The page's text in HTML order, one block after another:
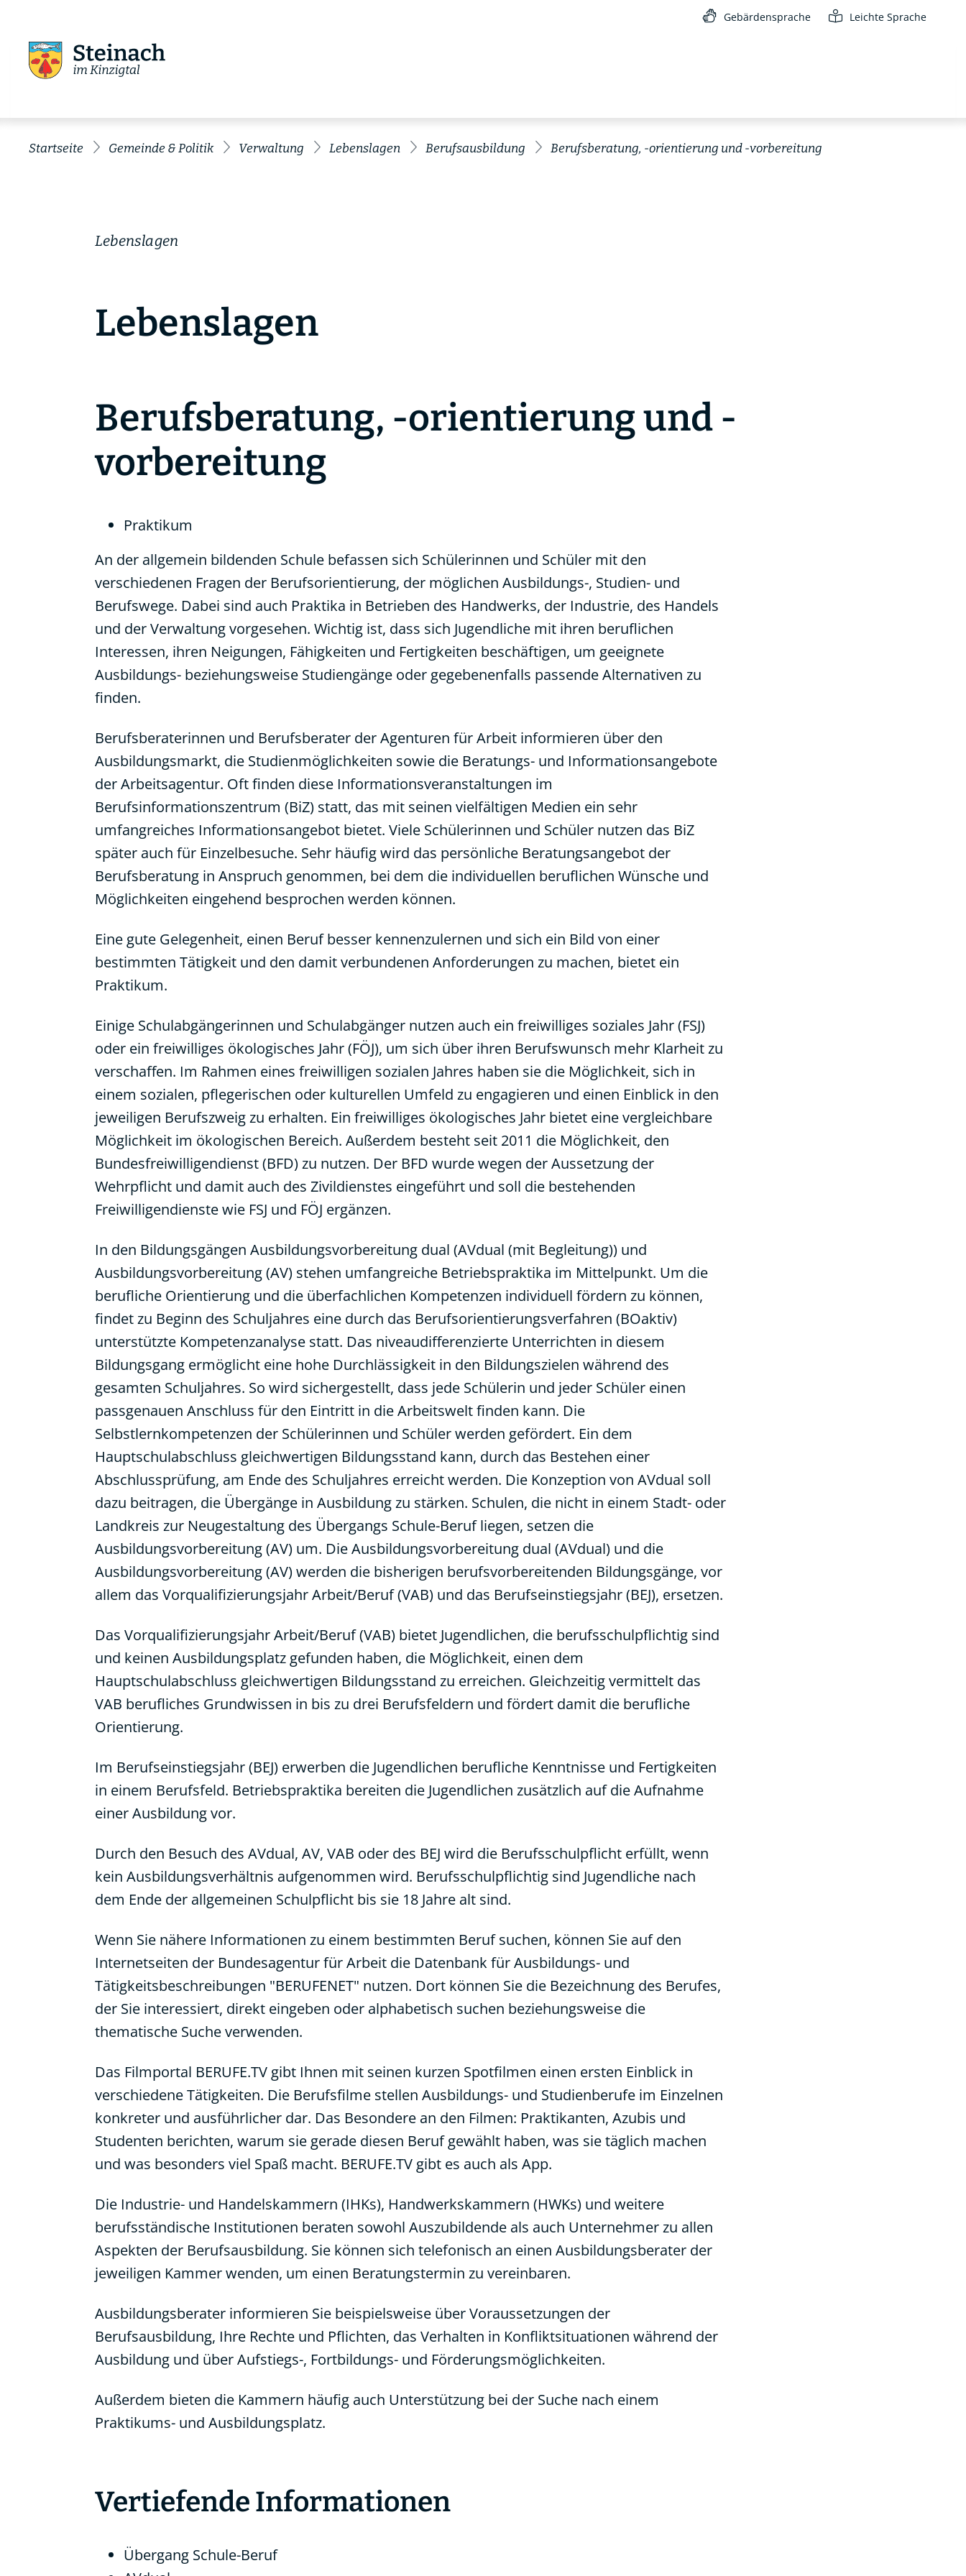
Gebärdensprache Leichte Sprache
Startseite Gemeinde & Politik Verwaltung Lebenslagen Berufsausbildung Berufsberatung, -orientierung und -vorbereitung
Lebenslagen
Lebenslagen
Berufsberatung, -orientierung und -
vorbereitung
Praktikum
An der allgemein bildenden Schule befassen sich Schülerinnen und Schüler mit den
verschiedenen Fragen der Berufsorientierung, der möglichen Ausbildungs-, Studien- und
Berufswege. Dabei sind auch Praktika in Betrieben des Handwerks, der Industrie, des Handels
und der Verwaltung vorgesehen. Wichtig ist, dass sich Jugendliche mit ihren beruflichen
Interessen, ihren Neigungen, Fähigkeiten und Fertigkeiten beschäftigen, um geeignete
Ausbildungs- beziehungsweise Studiengänge oder gegebenenfalls passende Alternativen zu
finden.
Berufsberaterinnen und Berufsberater der Agenturen für Arbeit informieren über den
Ausbildungsmarkt, die Studienmöglichkeiten sowie die Beratungs- und Informationsangebote
der Arbeitsagentur. Oft finden diese Informationsveranstaltungen im
Berufsinformationszentrum (BiZ) statt, das mit seinen vielfältigen Medien ein sehr
umfangreiches Informationsangebot bietet. Viele Schülerinnen und Schüler nutzen das BiZ
später auch für Einzelbesuche. Sehr häufig wird das persönliche Beratungsangebot der
Berufsberatung in Anspruch genommen, bei dem die individuellen beruflichen Wünsche und
Möglichkeiten eingehend besprochen werden können.
Eine gute Gelegenheit, einen Beruf besser kennenzulernen und sich ein Bild von einer
bestimmten Tätigkeit und den damit verbundenen Anforderungen zu machen, bietet ein
Praktikum.
Einige Schulabgängerinnen und Schulabgänger nutzen auch ein freiwilliges soziales Jahr (FSJ)
oder ein freiwilliges ökologisches Jahr (FÖJ), um sich über ihren Berufswunsch mehr Klarheit zu
verschaffen. Im Rahmen eines freiwilligen sozialen Jahres haben sie die Möglichkeit, sich in
einem sozialen, pflegerischen oder kulturellen Umfeld zu engagieren und einen Einblick in den
jeweiligen Berufszweig zu erhalten. Ein freiwilliges ökologisches Jahr bietet eine vergleichbare
Möglichkeit im ökologischen Bereich. Außerdem besteht seit 2011 die Möglichkeit, den
Bundesfreiwilligendienst (BFD) zu nutzen. Der BFD wurde wegen der Aussetzung der
Wehrpflicht und damit auch des Zivildienstes eingeführt und soll die bestehenden
Freiwilligendienste wie FSJ und FÖJ ergänzen.
In den Bildungsgängen Ausbildungsvorbereitung dual (AVdual (mit Begleitung)) und
Ausbildungsvorbereitung (AV) stehen umfangreiche Betriebspraktika im Mittelpunkt. Um die
berufliche Orientierung und die überfachlichen Kompetenzen individuell fördern zu können,
findet zu Beginn des Schuljahres eine durch das Berufsorientierungsverfahren (BOaktiv)
unterstützte Kompetenzanalyse statt. Das niveaudifferenzierte Unterrichten in diesem
Bildungsgang ermöglicht eine hohe Durchlässigkeit in den Bildungszielen während des
gesamten Schuljahres. So wird sichergestellt, dass jede Schülerin und jeder Schüler einen
passgenauen Anschluss für den Eintritt in die Arbeitswelt finden kann. Die
Selbstlernkompetenzen der Schülerinnen und Schüler werden gefördert. Ein dem
Hauptschulabschluss gleichwertigen Bildungsstand kann, durch das Bestehen einer
Abschlussprüfung, am Ende des Schuljahres erreicht werden. Die Konzeption von AVdual soll
dazu beitragen, die Übergänge in Ausbildung zu stärken. Schulen, die nicht in einem Stadt- oder
Landkreis zur Neugestaltung des Übergangs Schule-Beruf liegen, setzen die
Ausbildungsvorbereitung (AV) um. Die Ausbildungsvorbereitung dual (AVdual) und die
Ausbildungsvorbereitung (AV) werden die bisherigen berufsvorbereitenden Bildungsgänge, vor
allem das Vorqualifizierungsjahr Arbeit/Beruf (VAB) und das Berufseinstiegsjahr (BEJ), ersetzen.
Das Vorqualifizierungsjahr Arbeit/Beruf (VAB) bietet Jugendlichen, die berufsschulpflichtig sind
und keinen Ausbildungsplatz gefunden haben, die Möglichkeit, einen dem
Hauptschulabschluss gleichwertigen Bildungsstand zu erreichen. Gleichzeitig vermittelt das
VAB berufliches Grundwissen in bis zu drei Berufsfeldern und fördert damit die berufliche
Orientierung.
Im Berufseinstiegsjahr (BEJ) erwerben die Jugendlichen berufliche Kenntnisse und Fertigkeiten
in einem Berufsfeld. Betriebspraktika bereiten die Jugendlichen zusätzlich auf die Aufnahme
einer Ausbildung vor.
Durch den Besuch des AVdual, AV, VAB oder des BEJ wird die Berufsschulpflicht erfüllt, wenn
kein Ausbildungsverhältnis aufgenommen wird. Berufsschulpflichtig sind Jugendliche nach
dem Ende der allgemeinen Schulpflicht bis sie 18 Jahre alt sind.
Wenn Sie nähere Informationen zu einem bestimmten Beruf suchen, können Sie auf den
Internetseiten der Bundesagentur für Arbeit die Datenbank für Ausbildungs- und
Tätigkeitsbeschreibungen "BERUFENET" nutzen. Dort können Sie die Bezeichnung des Berufes,
der Sie interessiert, direkt eingeben oder alphabetisch suchen beziehungsweise die
thematische Suche verwenden.
Das Filmportal BERUFE.TV gibt Ihnen mit seinen kurzen Spotfilmen einen ersten Einblick in
verschiedene Tätigkeiten. Die Berufsfilme stellen Ausbildungs- und Studienberufe im Einzelnen
konkreter und ausführlicher dar. Das Besondere an den Filmen: Praktikanten, Azubis und
Studenten berichten, warum sie gerade diesen Beruf gewählt haben, was sie täglich machen
und was besonders viel Spaß macht. BERUFE.TV gibt es auch als App.
Die Industrie- und Handelskammern (IHKs), Handwerkskammern (HWKs) und weitere
berufsständische Institutionen beraten sowohl Auszubildende als auch Unternehmer zu allen
Aspekten der Berufsausbildung. Sie können sich telefonisch an einen Ausbildungsberater der
jeweiligen Kammer wenden, um einen Beratungstermin zu vereinbaren.
Ausbildungsberater informieren Sie beispielsweise über Voraussetzungen der
Berufsausbildung, Ihre Rechte und Pflichten, das Verhalten in Konfliktsituationen während der
Ausbildung und über Aufstiegs-, Fortbildungs- und Förderungsmöglichkeiten.
Außerdem bieten die Kammern häufig auch Unterstützung bei der Suche nach einem
Praktikums- und Ausbildungsplatz.
Vertiefende Informationen
Übergang Schule-Beruf